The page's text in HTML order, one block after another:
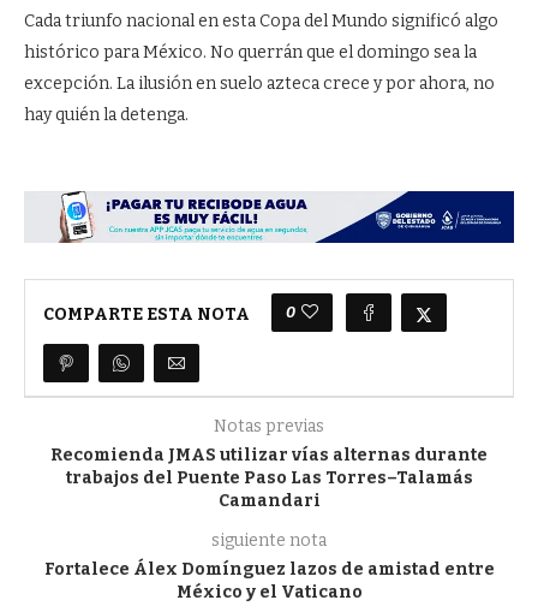
Cada triunfo nacional en esta Copa del Mundo significó algo
histórico para México. No querrán que el domingo sea la
excepción. La ilusión en suelo azteca crece y por ahora, no
hay quién la detenga.
COMPARTE ESTA NOTA 0
Notas previas
Recomienda JMAS utilizar vías alternas durante
trabajos del Puente Paso Las Torres–Talamás
Camandari
siguiente nota
Fortalece Álex Domínguez lazos de amistad entre
México y el Vaticano